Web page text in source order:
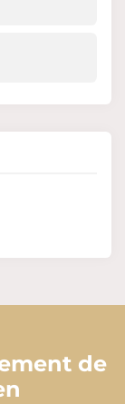
de